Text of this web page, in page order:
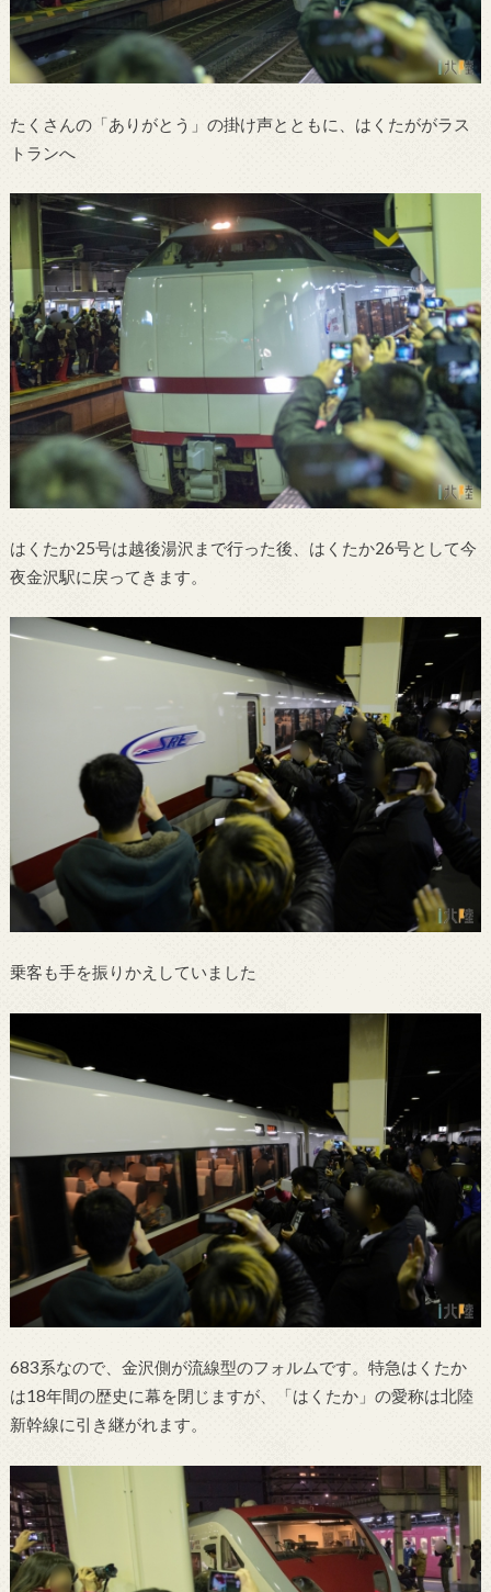
たくさんの「ありがとう」の掛け声とともに、はくたががラス
トランへ
はくたか25号は越後湯沢まで行った後、はくたか26号として今
夜金沢駅に戻ってきます。
乗客も手を振りかえしていました
683系なので、金沢側が流線型のフォルムです。特急はくたか
は18年間の歴史に幕を閉じますが、「はくたか」の愛称は北陸
新幹線に引き継がれます。